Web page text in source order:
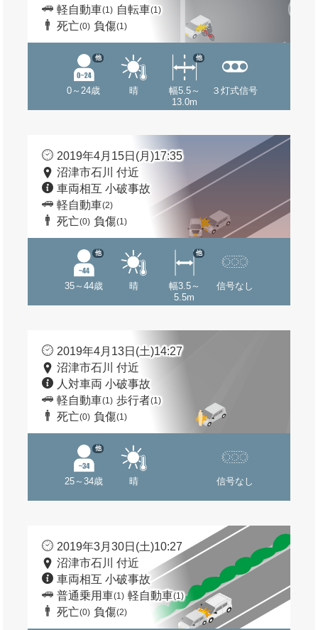
軽自動車(1) 自転車(1)
死亡(0) 負傷(1)
0～24歳
他
晴
幅5.5～
13.0m
他
３灯式信号
2019年4月15日(月)17:35
沼津市石川 付近
車両相互 小破事故
軽自動車(2)
死亡(0) 負傷(1)
35～44歳
他
晴
幅3.5～
5.5m
他
信号なし
2019年4月13日(土)14:27
沼津市石川 付近
人対車両 小破事故
軽自動車(1) 歩行者(1)
死亡(0) 負傷(1)
25～34歳
他
晴 信号なし
2019年3月30日(土)10:27
沼津市石川 付近
車両相互 小破事故
普通乗用車(1) 軽自動車(1)
死亡(0) 負傷(2)